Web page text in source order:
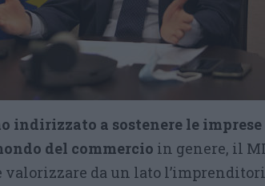
indirizzato a sostenere le imprese
del commercio in genere, il
valorizzare da un lato
Gli Ambulanti di